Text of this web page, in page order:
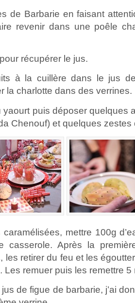
de Barbarie en faisant
revenir dans une poêle
récupérer le jus.
à la cuillère dans le jus
la charlotte dans des verrines.
yaourt puis déposer quelques
Chenouf) et quelques zestes
mettre 100g
casserole. Après la
les retirer du feu et les
Les remuer puis les remettre 5
de figue de barbarie, j’ai